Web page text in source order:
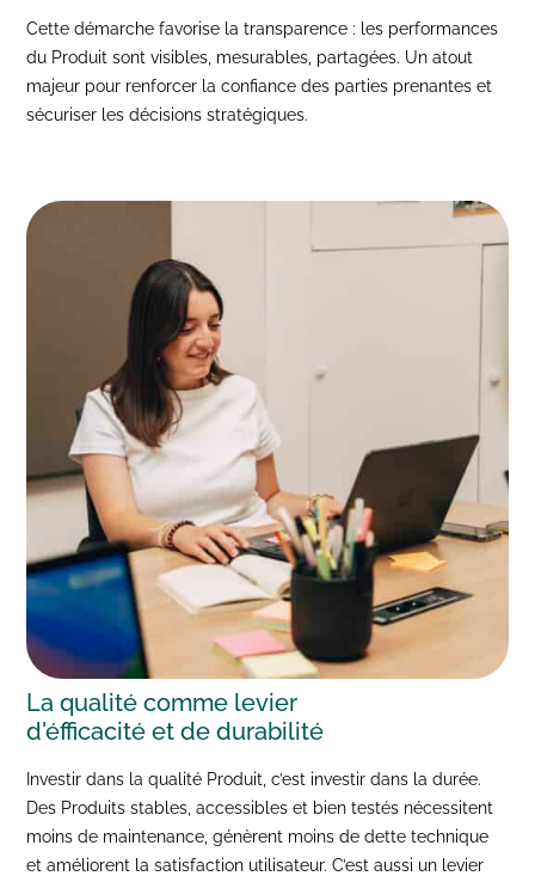
Cette démarche favorise la transparence : les performances
du Produit sont visibles, mesurables, partagées. Un atout
majeur pour renforcer la confiance des parties prenantes et
sécuriser les décisions stratégiques.
La qualité comme levier
d'éfficacité et de durabilité
Investir dans la qualité Produit, c’est investir dans la durée.
Des Produits stables, accessibles et bien testés nécessitent
moins de maintenance, génèrent moins de dette technique
et améliorent la satisfaction utilisateur. C’est aussi un levier